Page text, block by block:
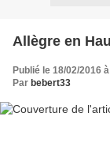
Allègre en
Publié le 18/02/2016
Par bebert33